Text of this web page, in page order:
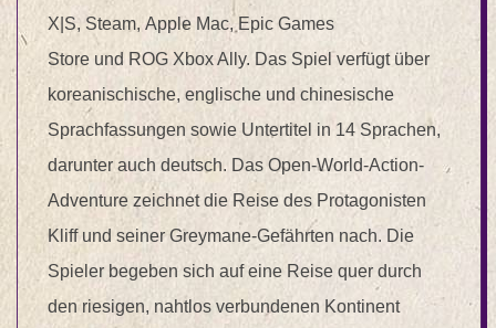
X|S, Steam, Apple Mac, Epic Games
Store und ROG Xbox Ally. Das Spiel verfügt über
koreanischische, englische und chinesische
Sprachfassungen sowie Untertitel in 14 Sprachen,
darunter auch deutsch. Das Open-World-Action-
Adventure zeichnet die Reise des Protagonisten
Kliff und seiner Greymane-Gefährten nach. Die
Spieler begeben sich auf eine Reise quer durch
den riesigen, nahtlos verbundenen Kontinent